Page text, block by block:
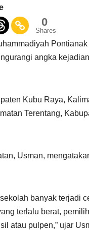
0
Shares
angka
Kubu Raya,
Terentang,
Usman,
banyak terjadi
terlalu berat,
atau pulpen,” ujar